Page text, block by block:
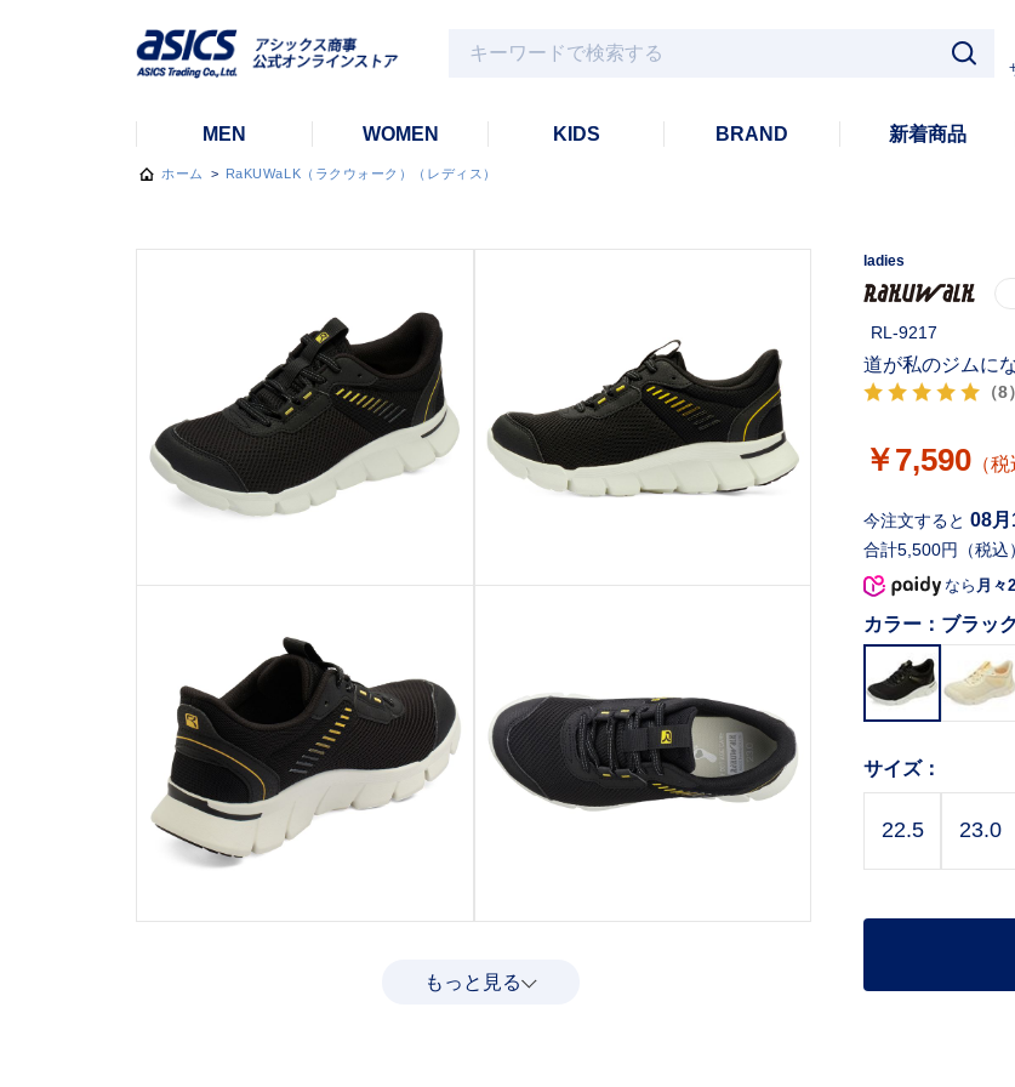
MEN WOMEN KIDS BRAND 新着商品
ホーム > RaKUWaLK（ラクウォーク）（レディス）
もっと見る
ladies
RL-9217
（8）
道が私のジムにな
￥7,590 （税
合計5,500円（税込
今注文すると 08月
なら 月々
カラー： ブラック
サイズ：
22.5 23.0